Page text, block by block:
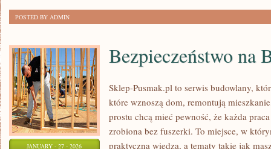
POSTED BY ADMIN
JANUARY - 27 - 2026
Bezpieczeństwo na
Sklep-Pusmak.pl to serwis budowlany,
które wznoszą dom, remontują
prostu chcą mieć pewność, że każda
zrobiona bez fuszerki. To miejsce, w
praktyczną wiedzą, a tematy takie jak